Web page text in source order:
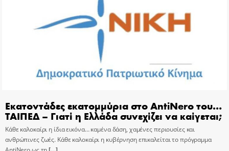
Εκατοντάδες εκατομμύρια στο AntiNero του…
ΤΑΙΠΕΔ – Γιατί η Ελλάδα συνεχίζει να καίγεται;
Κάθε καλοκαίρι η ίδια εικόνα… καμένα δάση, χαμένες περιουσίες και
ανθρώπινες ζωές. Κάθε καλοκαίρι η κυβέρνηση επικαλείται το πρόγραμμα